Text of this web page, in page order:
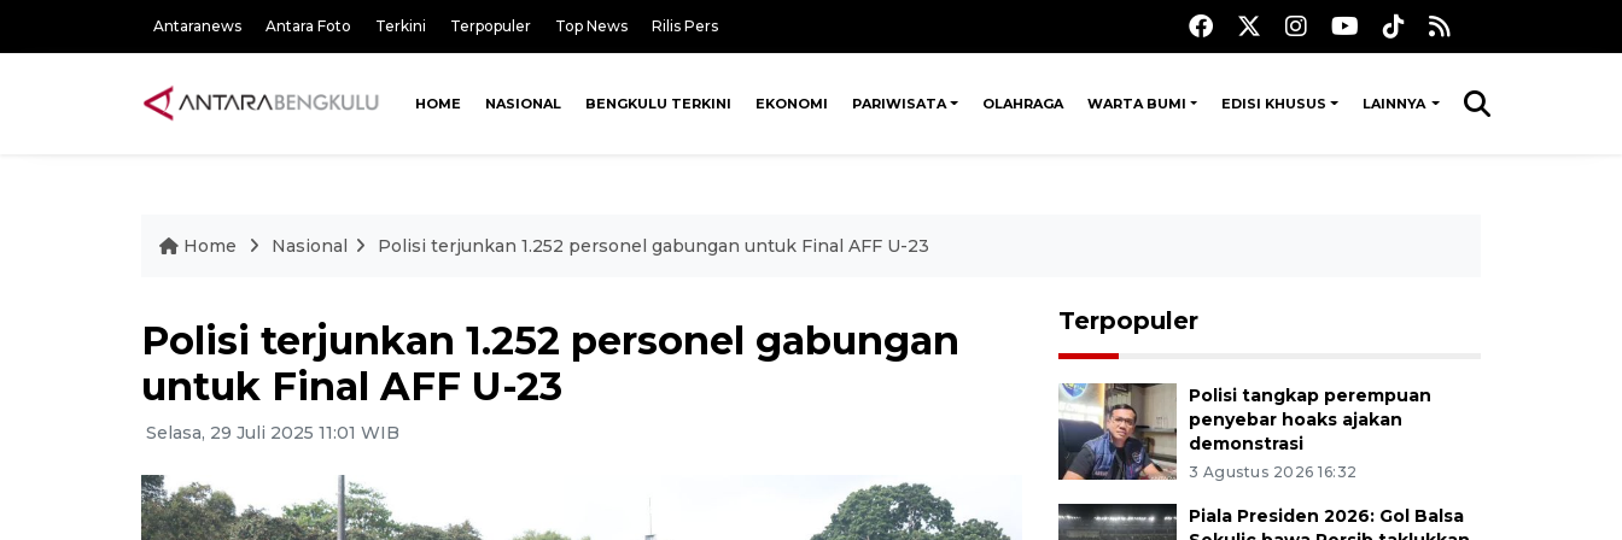
Antaranews Antara Foto Terkini Terpopuler Top News Rilis Pers
HOME NASIONAL BENGKULU TERKINI EKONOMI PARIWISATA OLAHRAGA WARTA BUMI EDISI KHUSUS LAINNYA
Home Nasional Polisi terjunkan 1.252 personel gabungan untuk Final AFF U-23
Polisi terjunkan 1.252 personel gabungan
untuk Final AFF U-23
Selasa, 29 Juli 2025 11:01 WIB
Terpopuler
Polisi tangkap perempuan
penyebar hoaks ajakan
demonstrasi
3 Agustus 2026 16:32
Piala Presiden 2026: Gol Balsa